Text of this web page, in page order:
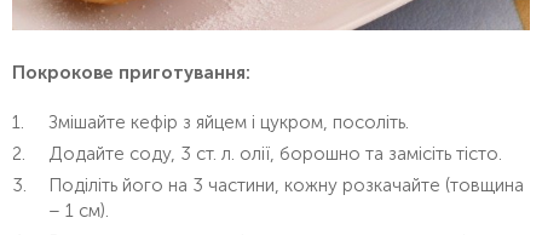
Покрокове приготування:
Змішайте кефір з яйцем і цукром, посоліть.
Додайте соду, 3 ст. л. олії, борошно та замісіть тісто.
Поділіть його на 3 частини, кожну розкачайте (товщина
– 1 см).